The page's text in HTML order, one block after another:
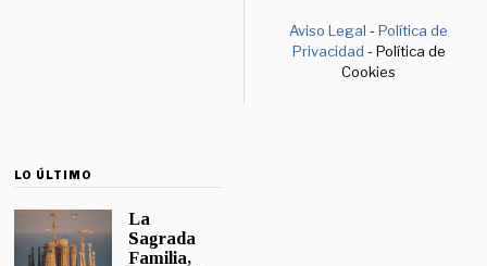
Aviso Legal -Política de
Privacidad - Política de
Cookies
LO ÚLTIMO
La
Sagrada
Familia,